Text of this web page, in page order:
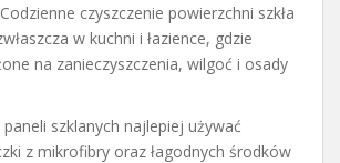
czyszczenie powierzchni szkła
w kuchni i łazience, gdzie
na zanieczyszczenia, wilgoć i osady
szklanych najlepiej używać
z mikrofibry oraz łagodnych środków